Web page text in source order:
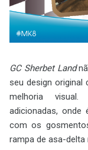
GC Sherbet Land
seu design original
melhoria
adicionadas,
com os
rampa de asa-